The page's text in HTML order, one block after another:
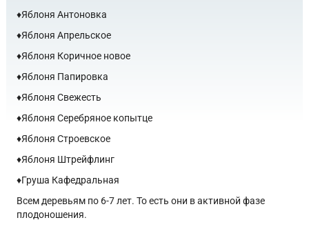
♦️Яблоня Антоновка
♦️Яблоня Апрельское
♦️Яблоня Коричное новое
♦️Яблоня Папировка
♦️Яблоня Свежесть
♦️Яблоня Серебряное копытце
♦️Яблоня Строевское
♦️Яблоня Штрейфлинг
♦️Груша Кафедральная
Всем деревьям по 6-7 лет. То есть они в активной фазе
плодоношения.